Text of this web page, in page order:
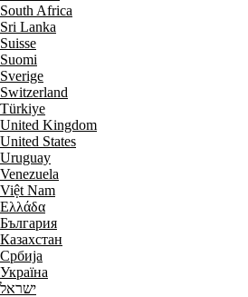
South Africa
Sri Lanka
Suisse
Suomi
Sverige
Switzerland
Türkiye
United Kingdom
United States
Uruguay
Venezuela
Việt Nam
Ελλάδα
България
Казахстан
Србија
Україна
ישראל